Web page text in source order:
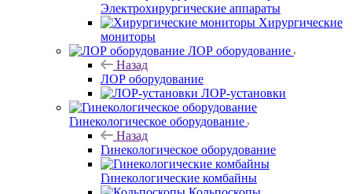
Электрохирургические аппараты
Хирургические
мониторы
ЛОР оборудование
Назад
ЛОР оборудование
ЛОР-установки
Гинекологическое оборудование
Назад
Гинекологическое оборудование
Гинекологические комбайны